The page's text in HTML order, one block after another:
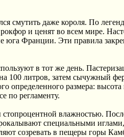
смутить даже короля. По
и ценят во всем мире.
юга Франции. Эти правила
в тот же день.
100 литров, затем сычужный
определенного размера:
по регламенту.
влажностью.
специальными
созревать в пещеры горы